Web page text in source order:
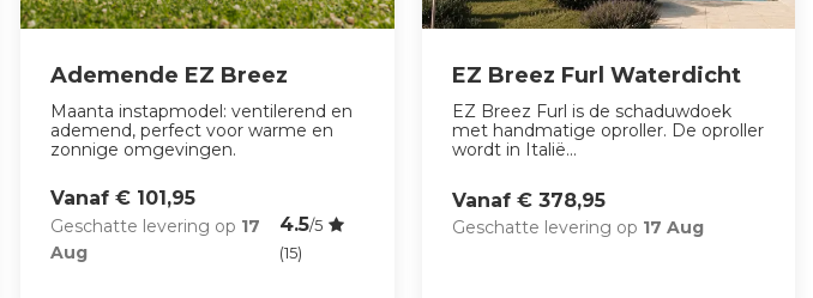
Ademende EZ Breez
Maanta instapmodel: ventilerend en
ademend, perfect voor warme en
zonnige omgevingen.
Vanaf € 101,95
Geschatte levering op 17
Aug
4.5/5
(15)
EZ Breez Furl Waterdicht
EZ Breez Furl is de schaduwdoek
met handmatige oproller. De oproller
wordt in Italië...
Vanaf € 378,95
Geschatte levering op 17 Aug